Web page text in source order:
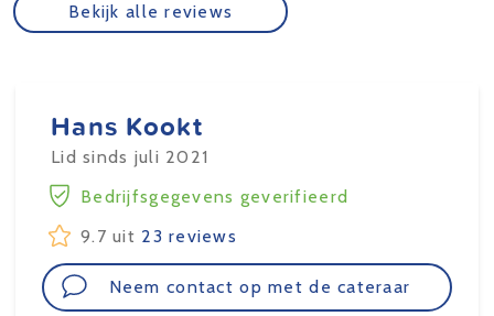
Bekijk alle reviews
Hans Kookt
Lid sinds juli 2021
Bedrijfsgegevens geverifieerd
9.7 uit 23 reviews
Neem contact op met de cateraar